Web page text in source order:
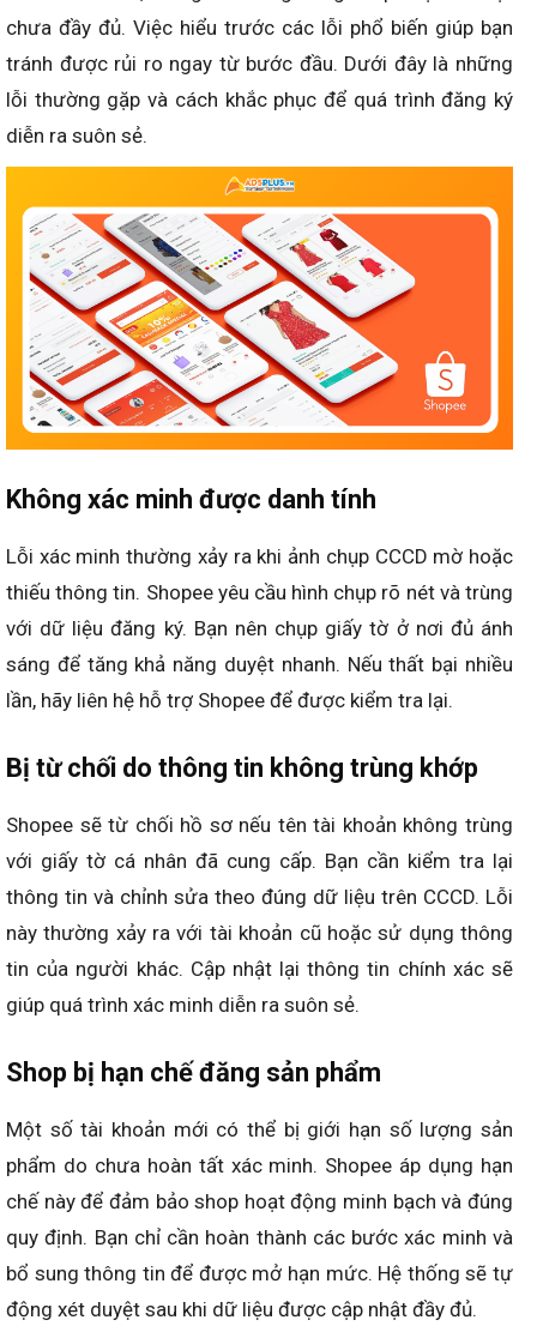
chưa đầy đủ. Việc hiểu trước các lỗi phổ biến giúp bạn
tránh được rủi ro ngay từ bước đầu. Dưới đây là những
lỗi thường gặp và cách khắc phục để quá trình đăng ký
diễn ra suôn sẻ.
Không xác minh được danh tính
Lỗi xác minh thường xảy ra khi ảnh chụp CCCD mờ hoặc
thiếu thông tin. Shopee yêu cầu hình chụp rõ nét và trùng
với dữ liệu đăng ký. Bạn nên chụp giấy tờ ở nơi đủ ánh
sáng để tăng khả năng duyệt nhanh. Nếu thất bại nhiều
lần, hãy liên hệ hỗ trợ Shopee để được kiểm tra lại.
Bị từ chối do thông tin không trùng khớp
Shopee sẽ từ chối hồ sơ nếu tên tài khoản không trùng
với giấy tờ cá nhân đã cung cấp. Bạn cần kiểm tra lại
thông tin và chỉnh sửa theo đúng dữ liệu trên CCCD. Lỗi
này thường xảy ra với tài khoản cũ hoặc sử dụng thông
tin của người khác. Cập nhật lại thông tin chính xác sẽ
giúp quá trình xác minh diễn ra suôn sẻ.
Shop bị hạn chế đăng sản phẩm
Một số tài khoản mới có thể bị giới hạn số lượng sản
phẩm do chưa hoàn tất xác minh. Shopee áp dụng hạn
chế này để đảm bảo shop hoạt động minh bạch và đúng
quy định. Bạn chỉ cần hoàn thành các bước xác minh và
bổ sung thông tin để được mở hạn mức. Hệ thống sẽ tự
động xét duyệt sau khi dữ liệu được cập nhật đầy đủ.